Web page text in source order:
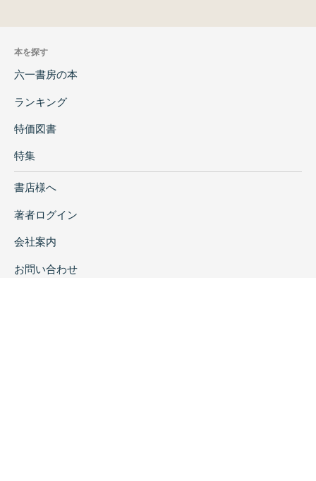
本を探す
六一書房の本
ランキング
特価図書
特集
書店様へ
著者ログイン
会社案内
お問い合わせ